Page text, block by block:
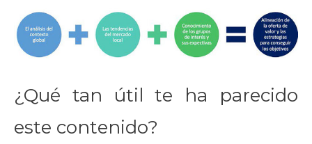
¿Qué tan útil te ha parecido
este contenido?